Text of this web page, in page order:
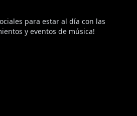
para estar al día con las
y eventos de música!